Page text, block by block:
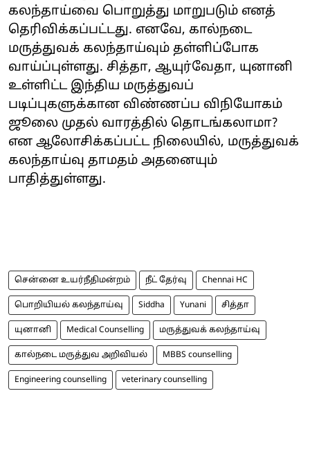
கலந்தாய்வை பொறுத்து மாறுபடும் எனத்
தெரிவிக்கப்பட்டது. எனவே, கால்நடை
மருத்துவக் கலந்தாய்வும் தள்ளிப்போக
வாய்ப்புள்ளது. சித்தா, ஆயுர்வேதா, யுனானி
உள்ளிட்ட இந்திய மருத்துவப்
படிப்புகளுக்கான விண்ணப்ப விநியோகம்
ஜூலை முதல் வாரத்தில் தொடங்கலாமா?
என ஆலோசிக்கப்பட்ட நிலையில், மருத்துவக்
கலந்தாய்வு தாமதம் அதனையும்
பாதித்துள்ளது.
சென்னை உயர்நீதிமன்றம் நீட் தேர்வு Chennai HC
பொறியியல் கலந்தாய்வு Siddha Yunani சித்தா
யுனானி Medical Counselling மருத்துவக் கலந்தாய்வு
கால்நடை மருத்துவ அறிவியல் MBBS counselling
Engineering counselling veterinary counselling